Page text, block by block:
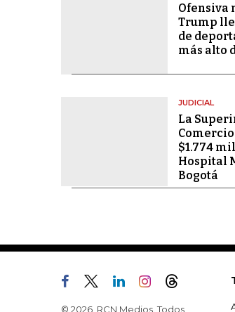
Ofensiva
Trump
de
más alto
JUDICIAL
La
$1.774
Hospital
Bogotá
© 2026, RCN Medios. Todos